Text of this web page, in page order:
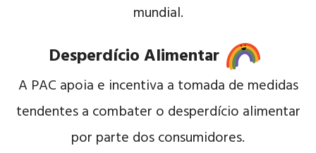
mundial.
Desperdício Alimentar
A PAC apoia e incentiva a tomada de medidas
tendentes a combater o desperdício alimentar
por parte dos consumidores.